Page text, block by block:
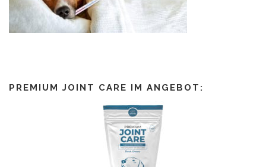
PREMIUM JOINT CARE IM ANGEBOT: